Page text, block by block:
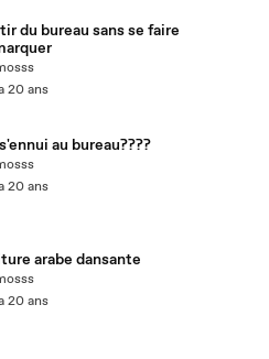
du bureau sans se faire
20 ans
au bureau????
20 ans
arabe dansante
20 ans